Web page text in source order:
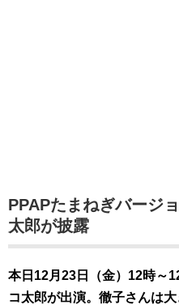
PPAPたまねぎバージ
太郎が披露
本日12月23日（金）12時～
コ太郎が出演。徹子さんは